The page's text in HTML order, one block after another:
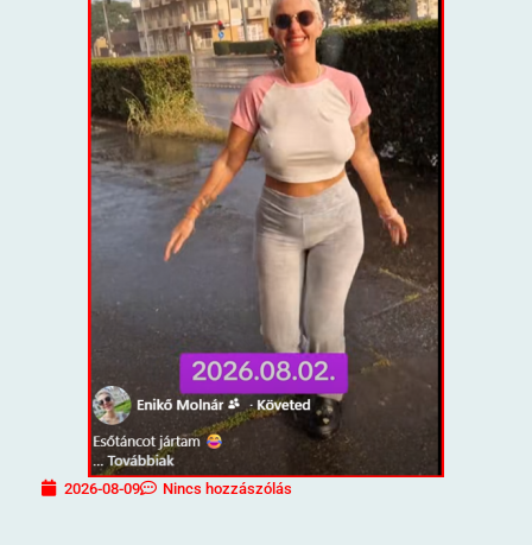
2026-08-09 Nincs hozzászólás